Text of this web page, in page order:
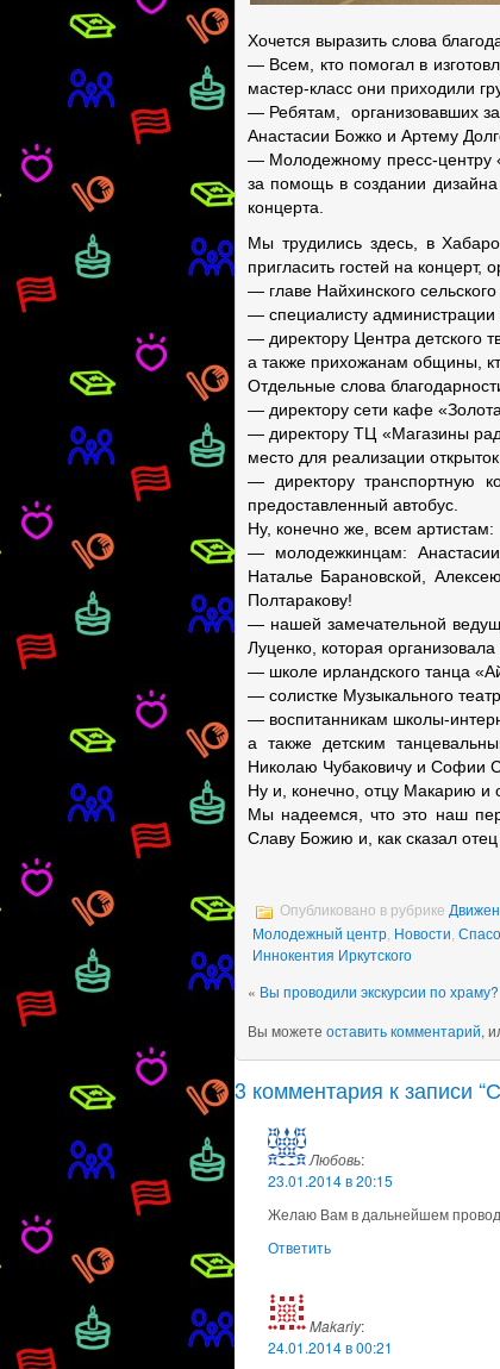
Хочется выразить слова
— Всем, кто помогал в
мастер-класс они приходили
— Ребятам, организовавших
Анастасии Божко и Артему
— Молодежному пресс-центру
за помощь в создании
концерта.
Мы трудились здесь, в
пригласить гостей на
— главе Найхинского
— специалисту
— директору Центра детского
а также прихожанам общины,
Отдельные слова
— директору сети кафе
— директору ТЦ «Магазины
место для реализации открыток,
— директору транспортную
предоставленный автобус.
Ну, конечно же, всем артистам:
— молодежкинцам:
Наталье Барановской,
Полтаракову!
— нашей замечательной
Луценко, которая
— школе ирландского танца
— солистке Музыкального
— воспитанникам школы-
а также детским
Николаю Чубаковичу и Софии
Ну и, конечно, отцу Макарию и
Мы надеемся, что это наш
Славу Божию и, как сказал
Опубликовано в рубрике
Молодежный центр, Новости,
Иннокентия Иркутского
« Вы проводили экскурсии по храму?
Вы можете оставить комментарий,
3 комментария к записи
Любовь:
23.01.2014 в 20:15
Желаю Вам в дальнейшем
Ответить
Makariy:
24.01.2014 в 00:21